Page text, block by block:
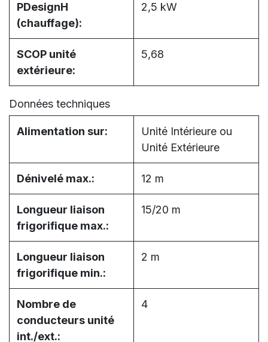
PDesignH
(chauffage):
2,5 kW
SCOP unité
extérieure:
5,68
Données techniques
Alimentation sur:
Unité Intérieure ou
Unité Extérieure
Dénivelé max.: 12 m
Longueur liaison
frigorifique max.:
15/20 m
Longueur liaison
frigorifique min.:
2 m
Nombre de
conducteurs unité
int./ext.:
4